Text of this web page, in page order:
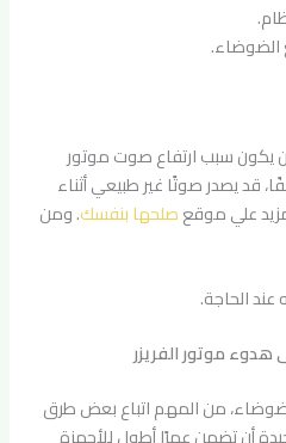
الضوضاء.
يكون سبب ارتفاع صوت موتور
قد يصدر صوتًا غير طبيعي أثناء
علي موقعصلحها بنفسك. ومن
الحاجة.
هدوء موتور الفريزر
من المهم اتباع بعض طرق
أن تضمن عمرًا أطول للأجهزة